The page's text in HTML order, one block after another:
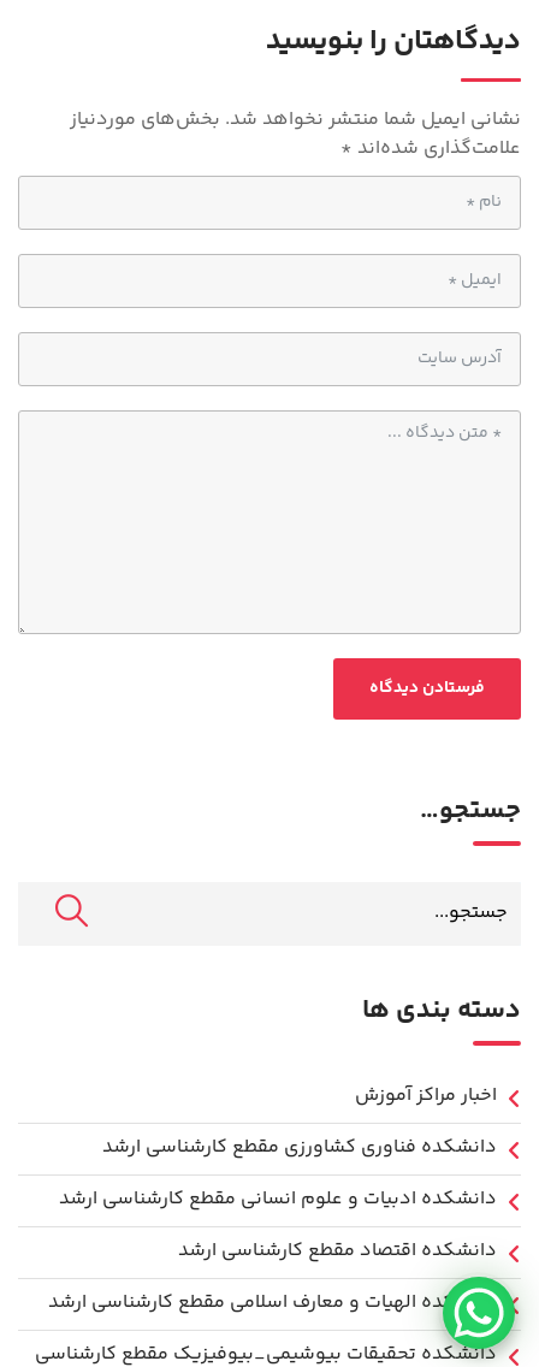
p
p
دیدگاهتان را بنویسید
نشانی ایمیل شما منتشر نخواهد شد. بخش‌های موردنیاز
علامت‌گذاری شده‌اند *
جستجو…
دسته بندی ها
اخبار مراکز آموزش
دانشكده فناوري كشاورزی مقطع کارشناسی ارشد
دانشکده ادبیات و علوم انسانی مقطع کارشناسی ارشد
دانشکده اقتصاد مقطع کارشناسی ارشد
دانشکده الهیات و معارف اسلامی مقطع کارشناسی ارشد
دانشکده تحقیقات بیوشیمی_بیوفیزیک مقطع کارشناسی